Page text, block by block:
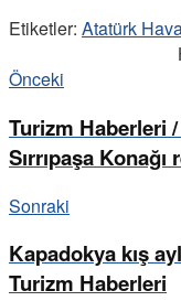
Etiketler: Atatürk
Önceki
Turizm Haberleri
Sırrıpaşa
Sonraki
Kapadokya kış
Turizm Haberleri